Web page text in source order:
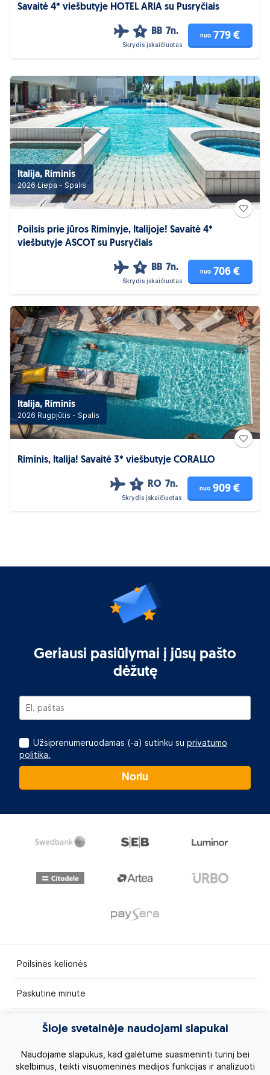
Savaitė 4* viešbutyje HOTEL ARIA su Pusryčiais
4 BB 7n.
Skrydis įskaičiuotas
nuo 779 €
Italija, Riminis
2026 Liepa - Spalis
Poilsis prie jūros Riminyje, Italijoje! Savaitė 4*
viešbutyje ASCOT su Pusryčiais
4 BB 7n.
Skrydis įskaičiuotas
nuo 706 €
Italija, Riminis
2026 Rugpjūtis - Spalis
Riminis, Italija! Savaitė 3* viešbutyje CORALLO
3 RO 7n.
Skrydis įskaičiuotas
nuo 909 €
Geriausi pasiūlymai į jūsų pašto
dėžutę
Užsiprenumeruodamas (-a) sutinku su privatumo
politika.
Noriu
Poilsinės kelionės
Paskutinė minutė
Egzotinės kelionės
Kruizai
Šioje svetainėje naudojami slapukai
Naudojame slapukus, kad galėtume suasmeninti turinį bei
skelbimus, teikti visuomeninės medijos funkcijas ir analizuoti